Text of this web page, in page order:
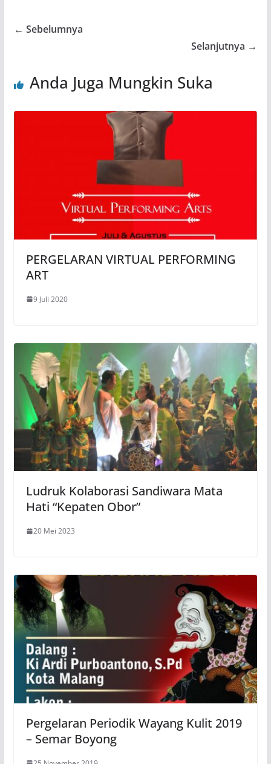
← Sebelumnya
Selanjutnya →
Anda Juga Mungkin Suka
PERGELARAN VIRTUAL PERFORMING
ART
9 Juli 2020
Ludruk Kolaborasi Sandiwara Mata
Hati “Kepaten Obor”
20 Mei 2023
Pergelaran Periodik Wayang Kulit 2019
– Semar Boyong